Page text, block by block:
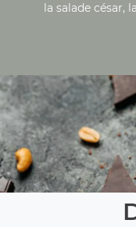
la salade césar,